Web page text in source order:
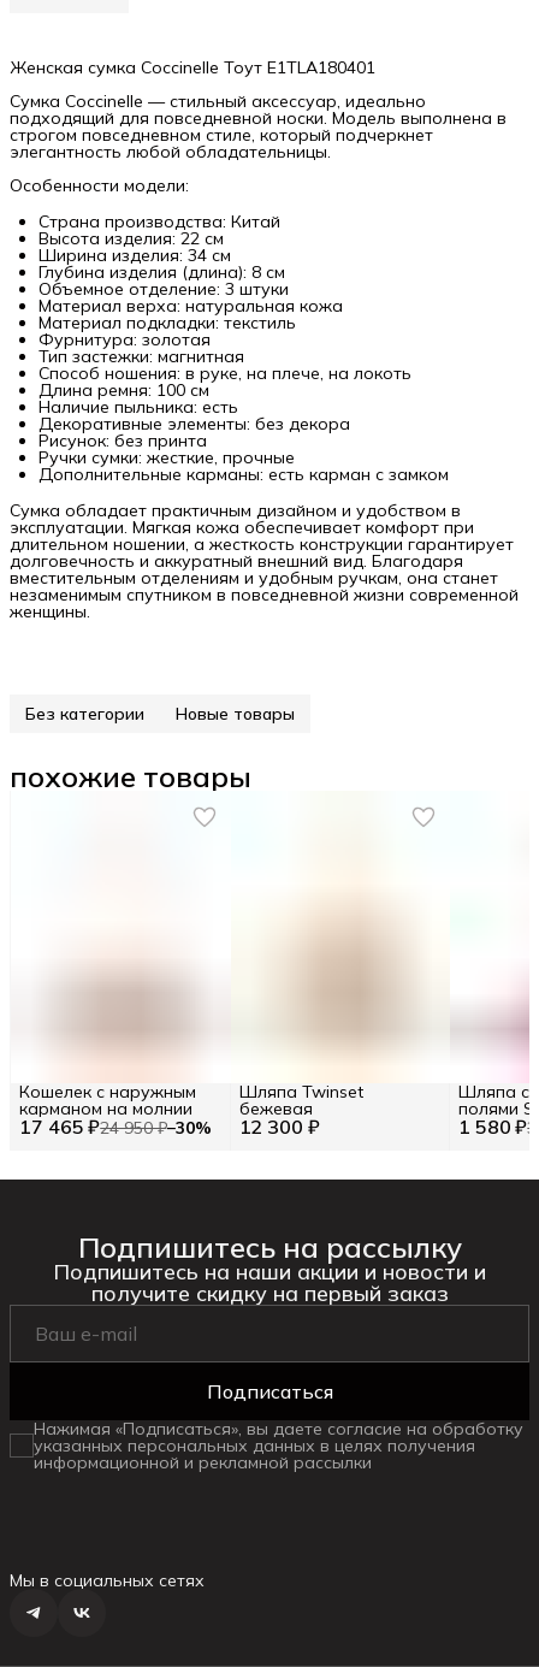
Женская сумка Coccinelle Тоут E1TLA180401
Сумка Coccinelle — стильный аксессуар, идеально
подходящий для повседневной носки. Модель выполнена в
строгом повседневном стиле, который подчеркнет
элегантность любой обладательницы.
Особенности модели:
Страна производства: Китай
Высота изделия: 22 см
Ширина изделия: 34 см
Глубина изделия (длина): 8 см
Объемное отделение: 3 штуки
Материал верха: натуральная кожа
Материал подкладки: текстиль
Фурнитура: золотая
Тип застежки: магнитная
Способ ношения: в руке, на плече, на локоть
Длина ремня: 100 см
Наличие пыльника: есть
Декоративные элементы: без декора
Рисунок: без принта
Ручки сумки: жесткие, прочные
Дополнительные карманы: есть карман с замком
Сумка обладает практичным дизайном и удобством в
эксплуатации. Мягкая кожа обеспечивает комфорт при
длительном ношении, а жесткость конструкции гарантирует
долговечность и аккуратный внешний вид. Благодаря
вместительным отделениям и удобным ручкам, она станет
незаменимым спутником в повседневной жизни современной
женщины.
Без категории Новые товары
похожие товары
17 465 ₽24 950 ₽−30%
Кошелек с наружным
карманом на молнии
12 300 ₽
Шляпа Twinset
бежевая
1 580 ₽
Шляпа с
полями
Подпишитесь на рассылку
Подпишитесь на наши акции и новости и
получите скидку на первый заказ
Подписаться
Нажимая «Подписаться», вы даете согласие на обработку
указанных персональных данных в целях получения
информационной и рекламной рассылки
Мы в социальных сетях